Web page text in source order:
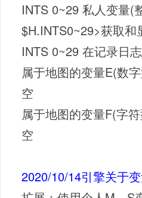
INTS 0~29 私人变量(
$H.INTS0~29>获取和
INTS 0~29 在记录日
属于地图的变量E(数
空
属于地图的变量F(字
空
2020/10/14引擎关于